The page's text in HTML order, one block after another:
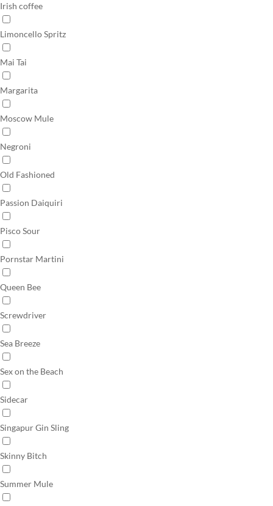
Irish coffee
Limoncello Spritz
Mai Tai
Margarita
Moscow Mule
Negroni
Old Fashioned
Passion Daiquiri
Pisco Sour
Pornstar Martini
Queen Bee
Screwdriver
Sea Breeze
Sex on the Beach
Sidecar
Singapur Gin Sling
Skinny Bitch
Summer Mule